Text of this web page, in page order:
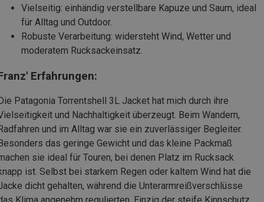
Vielseitig: einhändig verstellbare Kapuze und Saum, ideal
für Alltag und Outdoor.
Robuste Verarbeitung: widersteht Wind, Wetter und
moderatem Rucksackeinsatz.
Erfahrungen:
Patagonia Torrentshell 3L Jacket hat mich durch ihre
und Nachhaltigkeit überzeugt. Beim Wandern,
und im Alltag war sie ein zuverlässiger Begleiter.
das geringe Gewicht und das kleine Packmaß
sie ideal für Touren, bei denen Platz im Rucksack
ist. Selbst bei starkem Regen oder kaltem Wind hat die
dicht gehalten, während die Unterarmreißverschlüsse